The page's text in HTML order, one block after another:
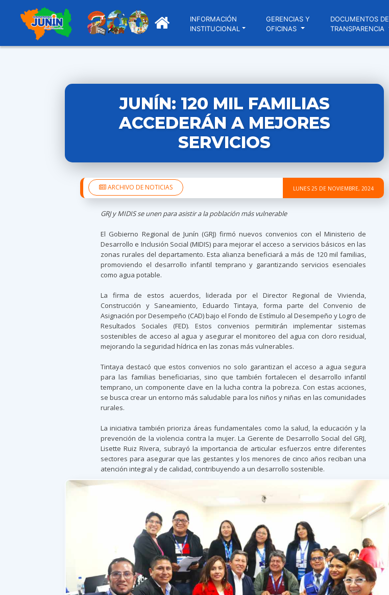
INFORMACIÓN
INSTITUCIONAL
GERENCIAS Y
OFICINAS
DOCUMENTOS DE
TRANSPARENCIA
JUNÍN: 120 MIL FAMILIAS
ACCEDERÁN A MEJORES
SERVICIOS
LUNES 25 DE NOVIEMBRE, 2024
ARCHIVO DE NOTICIAS
GRJ y MIDIS se unen para asistir a la población más vulnerable
El Gobierno Regional de Junín (GRJ) firmó nuevos convenios con el Ministerio de
Desarrollo e Inclusión Social (MIDIS) para mejorar el acceso a servicios básicos en las
zonas rurales del departamento. Esta alianza beneficiará a más de 120 mil familias,
promoviendo el desarrollo infantil temprano y garantizando servicios esenciales
como agua potable.
La firma de estos acuerdos, liderada por el Director Regional de Vivienda,
Construcción y Saneamiento, Eduardo Tintaya, forma parte del Convenio de
Asignación por Desempeño (CAD) bajo el Fondo de Estímulo al Desempeño y Logro de
Resultados Sociales (FED). Estos convenios permitirán implementar sistemas
sostenibles de acceso al agua y asegurar el monitoreo del agua con cloro residual,
mejorando la seguridad hídrica en las zonas más vulnerables.
Tintaya destacó que estos convenios no solo garantizan el acceso a agua segura
para las familias beneficiarias, sino que también fortalecen el desarrollo infantil
temprano, un componente clave en la lucha contra la pobreza. Con estas acciones,
se busca crear un entorno más saludable para los niños y niñas en las comunidades
rurales.
La iniciativa también prioriza áreas fundamentales como la salud, la educación y la
prevención de la violencia contra la mujer. La Gerente de Desarrollo Social del GRJ,
Lisette Ruiz Rivera, subrayó la importancia de articular esfuerzos entre diferentes
sectores para asegurar que las gestantes y los menores de cinco años reciban una
atención integral y de calidad, contribuyendo a un desarrollo sostenible.